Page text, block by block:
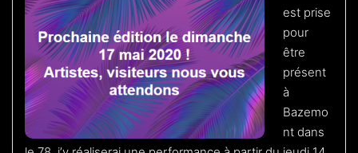
est prise
pour
être
présent
à
Bazemo
nt dans